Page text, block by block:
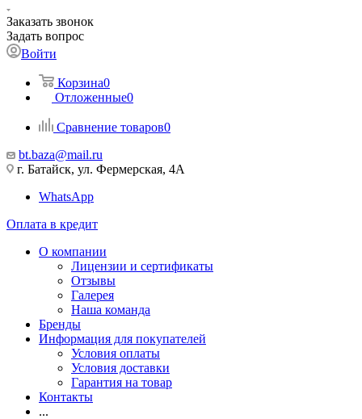
Заказать звонок
Задать вопрос
Войти
Корзина0
Отложенные0
Сравнение товаров0
bt.baza@mail.ru
г. Батайск, ул. Фермерская, 4А
WhatsApp
Оплата в кредит
О компании
Лицензии и сертификаты
Отзывы
Галерея
Наша команда
Бренды
Информация для покупателей
Условия оплаты
Условия доставки
Гарантия на товар
Контакты
...